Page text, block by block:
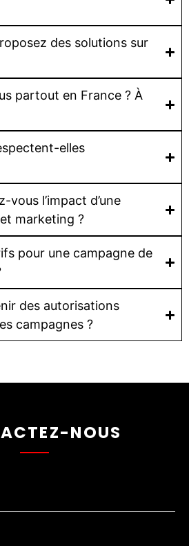
des solutions sur
partout en France ? À
elles
vous l’impact d’une
marketing ?
pour une campagne de
des autorisations
campagnes ?
NOUS